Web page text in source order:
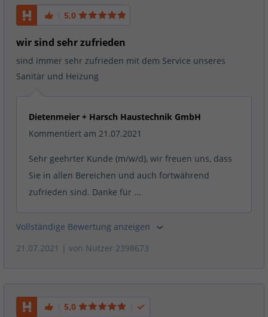
5,0
wir sind sehr zufrieden
sind immer sehr zufrieden mit dem Service unseres
Sanitär und Heizung
Dietenmeier + Harsch Haustechnik GmbH
Kommentiert am 21.07.2021
Sehr geehrter Kunde (m/w/d), wir freuen uns, dass
Sie in allen Bereichen und auch fortwährend
zufrieden sind. Danke für ...
Vollständige Bewertung anzeigen
21.07.2021 | von Nutzer 2398673
5,0